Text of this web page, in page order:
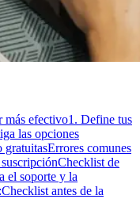
más efectivo1. Define tus
las opciones
gratuitasErrores comunes
Checklist de
el soporte y la
Checklist antes de la